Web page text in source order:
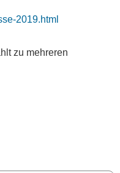
2019.html
zu mehreren